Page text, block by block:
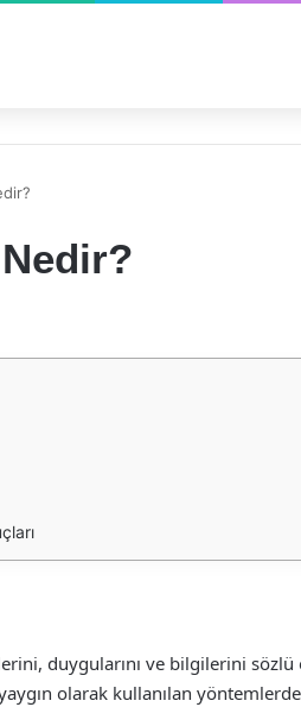
duygularını ve bilgilerini
olarak kullanılan